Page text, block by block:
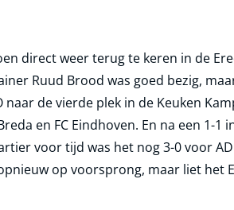
direct weer terug te keren in de
Ruud Brood was goed bezig,
naar de vierde plek in de Keuken
en FC Eindhoven. En na een
voor tijd was het nog 3-0 voor
op voorsprong, maar liet het